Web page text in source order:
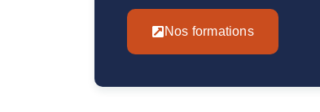
Nos formations